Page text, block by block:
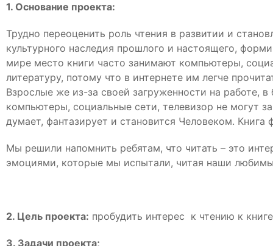
1. Основание проекта:
Трудно переоценить роль чтения в развитии и
культурного наследия прошлого и настоящего,
мире место книги часто занимают компьютеры,
литературу, потому что в интернете им легче
Взрослые же из-за своей загруженности на работе,
компьютеры, социальные сети, телевизор не могут
думает, фантазирует и становится Человеком.
Мы решили напомнить ребятам, что читать – это
эмоциями, которые мы испытали, читая наши
2. Цель проекта: пробудить интерес к чтению к
3. Задачи проекта;